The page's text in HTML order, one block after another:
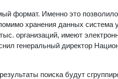
формат. Именно это
хранения данных система
организаций, имеют
генеральный директор
поиска будут